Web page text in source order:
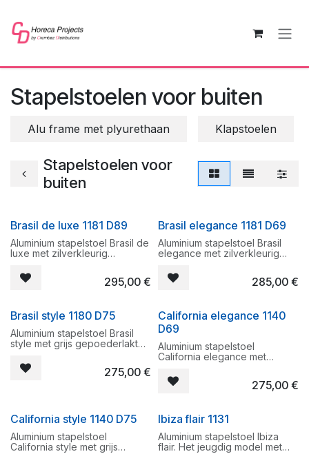
Stapelstoelen voor buiten
Alu frame met plyurethaan Klapstoelen
Stapelstoelen voor
buiten
Brasil de luxe 1181 D89
Aluminium stapelstoel Brasil de
luxe met zilverkleurig
de luxe stof. Zeer degelijke
tuinstoel met ook aluminium
Stapelbaar
295,00€
Brasil elegance 1181 D69
Aluminium stapelstoel Brasil
elegance met zilverkleurig
zwarte stof. Zeer degelijke
tuinstoel met ook aluminium
Stapelbaar
285,00€
Brasil style 1180 D75
Aluminium stapelstoel Brasil
style met grijs gepoederlakt
degelijke tuinstoel met teak
op armleuningen.
275,00€
California elegance 1140
D69
Aluminium stapelstoel
California elegance met
frame en D69 zwarte stof.
Zeer degelijke tuinstoel met
Stapelbaar
275,00€
California style 1140 D75
Aluminium stapelstoel
California style met grijs
Ibiza flair 1131
Aluminium stapelstoel Ibiza
flair. Het jeugdig model met